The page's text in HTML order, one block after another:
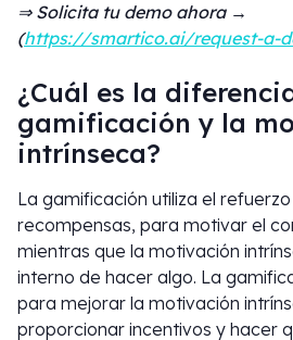
⇒ Solicita tu demo ahora →
(https://smartico.ai/request-a-
¿Cuál es la
gamificación y la
intrínseca?
La gamificación utiliza el
recompensas, para motivar el
mientras que la motivación
interno de hacer algo. La
para mejorar la motivación
proporcionar incentivos y hacer